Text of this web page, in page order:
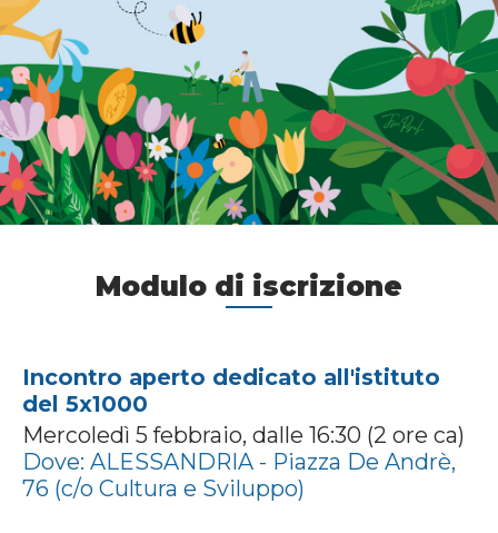
Modulo di iscrizione
Incontro aperto dedicato all'istituto
del 5x1000
Mercoledì 5 febbraio, dalle 16:30 (2 ore ca)
Dove: ALESSANDRIA - Piazza De Andrè,
76 (c/o Cultura e Sviluppo)